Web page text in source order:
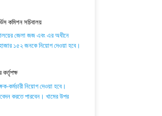
কমিশন সচিবালয়
জেলা জজ এবং এর অধীনে
১৫২ জনকে নিয়োগ দেওয়া হবে।
কর্তৃপক্ষ
কর্মচারী নিয়োগ দেওয়া হবে।
করতে পারবেন। খামের উপর